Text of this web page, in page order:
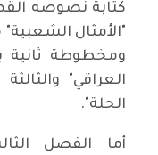
كتابة نصوصه
"الأمثال
ومخطوطة ثانية
العراقي"
الحلة".
أما الفصل